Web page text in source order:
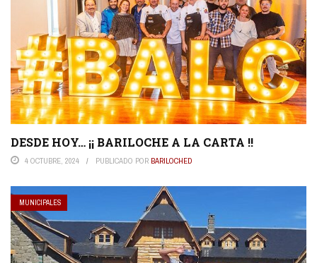
DESDE HOY… ¡¡ BARILOCHE A LA CARTA !!
4 OCTUBRE, 2024 PUBLICADO POR BARILOCHED
MUNICIPALES